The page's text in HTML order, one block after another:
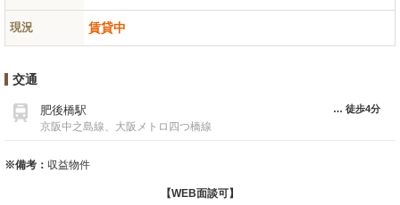
現況 賃貸中
交通
肥後橋駅
京阪中之島線、大阪メトロ四つ橋線
徒歩4分
※備考： 収益物件
【WEB面談可】